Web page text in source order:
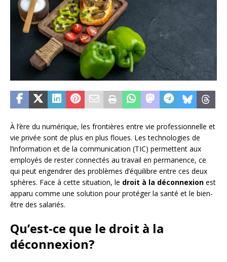
À l’ère du numérique, les frontières entre vie professionnelle et
vie privée sont de plus en plus floues. Les technologies de
l’information et de la communication (TIC) permettent aux
employés de rester connectés au travail en permanence, ce
qui peut engendrer des problèmes d’équilibre entre ces deux
sphères. Face à cette situation, le droit à la déconnexion est
apparu comme une solution pour protéger la santé et le bien-
être des salariés.
Qu’est-ce que le droit à la
déconnexion?